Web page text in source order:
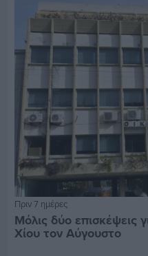
Πριν 7 ημέρες
Μόλις δύο επισκέψεις
Χίου τον Αύγουστο